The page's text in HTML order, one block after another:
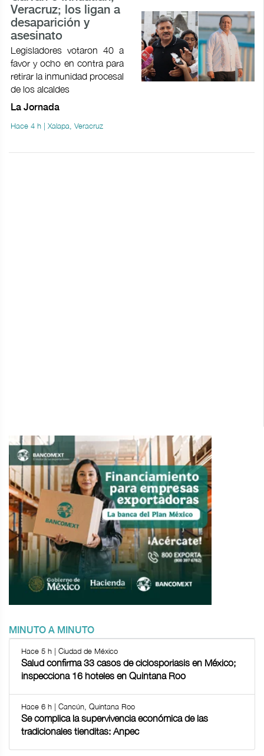
Veracruz; los ligan a
desaparición y
asesinato
Legisladores votaron 40 a
favor y ocho en contra para
retirar la inmunidad procesal
de los alcaldes
La Jornada
Hace 4 h | Xalapa, Veracruz
MINUTO A MINUTO
Hace 5 h | Ciudad de México
Salud confirma 33 casos de ciclosporiasis en México;
inspecciona 16 hoteles en Quintana Roo
Hace 6 h | Cancún, Quintana Roo
Se complica la supervivencia económica de las
tradicionales tienditas: Anpec